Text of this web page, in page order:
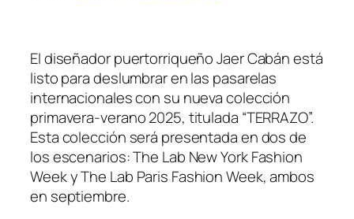
El diseñador puertorriqueño Jaer Cabán está
listo para deslumbrar en las pasarelas
internacionales con su nueva colección
primavera-verano 2025, titulada “TERRAZO”.
Esta colección será presentada en dos de
los escenarios: The Lab New York Fashion
Week y The Lab Paris Fashion Week, ambos
en septiembre.